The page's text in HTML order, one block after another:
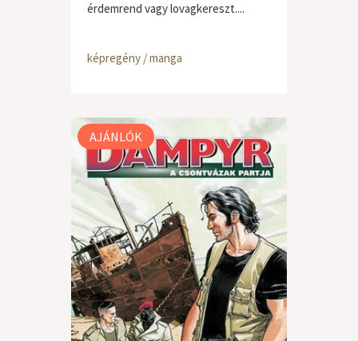
érdemrend vagy lovagkereszt....
képregény / manga
AJÁNLÓK